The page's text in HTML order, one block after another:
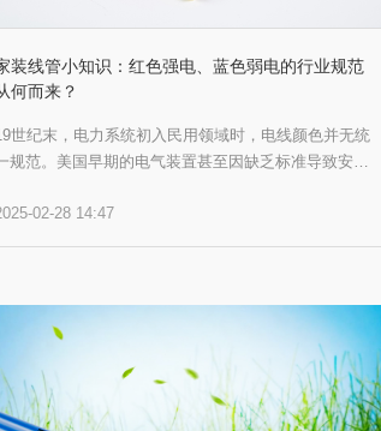
装线管小知识：红色强电、蓝色弱电的行业规范
何而来？
世纪末，电力系统初入民用领域时，电线颜色并无统
规范。美国早期的电气装置甚至因缺乏标准导致安全
始协同制定统一的电气安全标准。IEC通过颜色编码
02-28 14:47